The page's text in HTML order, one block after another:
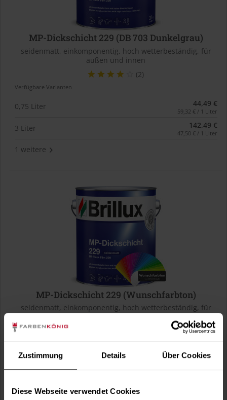
Zustimmung Details Über Cookies
Diese Webseite verwendet Cookies
MP-Dickschicht 229 (DB 703 Dunkelgrau)
seidenmatt, einkomponentig, hoch wetterbeständig, für
außen und innen
(2)
Verfügbare Varianten
0,75 Liter 44,49 €
59,32 € / 1 Liter
3 Liter 142,49 €
47,50 € / 1 Liter
1 weitere
MP-Dickschicht 229 (Wunschfarbton)
seidenmatt, einkomponentig, hoch wetterbeständig, für
56,99 €